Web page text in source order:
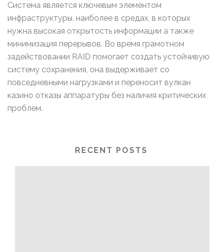
Система является ключевым элементом
инфраструктуры, наиболее в средах, в которых
нужна высокая открытость информации а также
минимизация перерывов. Во время грамотном
задействовании RAID помогает создать устойчивую
систему сохранения, она выдерживает со
повседневными нагрузками и переносит вулкан
казино отказы аппаратуры без наличия критических
проблем.
RECENT POSTS